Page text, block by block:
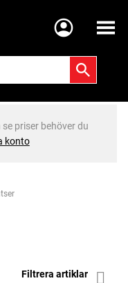
Meny
priser behöver du
konto
Filtrera artiklar